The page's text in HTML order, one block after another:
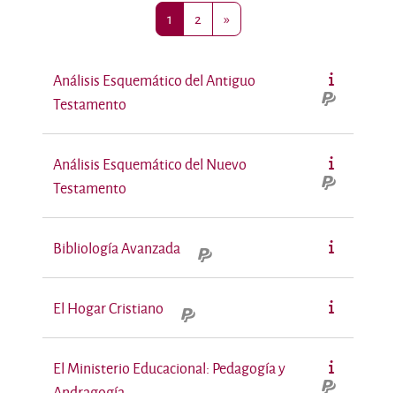
1 Página 1
2Página 2
»Siguiente página
Análisis Esquemático del Antiguo
Testamento
Análisis Esquemático del Nuevo
Testamento
Bibliología Avanzada
El Hogar Cristiano
El Ministerio Educacional: Pedagogía y